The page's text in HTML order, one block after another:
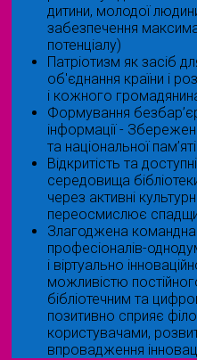
дитини, молодої
забезпечення
потенціалу)
Патріотизм як засіб
об'єднання країни і
і кожного
Формування
інформації -
та національної пам’яті
Відкритість та
середовища
через активні
переосмислює
Злагоджена командна
професіоналів-
і віртуально
можливістю
бібліотечним та
позитивно сприяє
користувачами,
впровадження